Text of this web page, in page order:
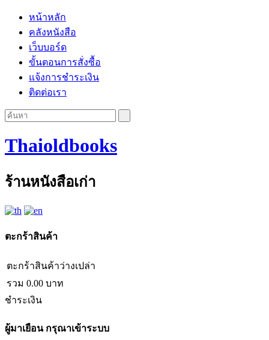
หน้าหลัก
คลังหนังสือ
เว็บบอร์ด
ขั้นตอนการสั่งซื้อ
แจ้งการชำระเงิน
ติดต่อเรา
Thaioldbooks
ร้านหนังสือเก่า
ตะกร้าสินค้า
ตะกร้าสินค้าว่างเปล่า
รวม 0.00 บาท
ชำระเงิน
ผู้มาเยือนกรุณาเข้าระบบ